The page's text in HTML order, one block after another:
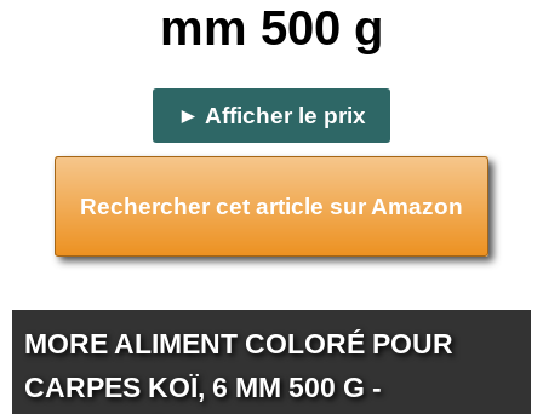
mm 500 g
► Afficher le prix
Rechercher cet article sur Amazon
MORE ALIMENT COLORÉ POUR
CARPES KOÏ, 6 MM 500 G -